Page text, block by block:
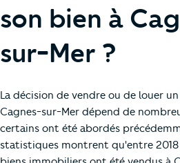
son bien à
sur-Mer ?
La décision de vendre ou de louer
Cagnes-sur-Mer dépend de
certains ont été abordés
statistiques montrent qu'entre 2018